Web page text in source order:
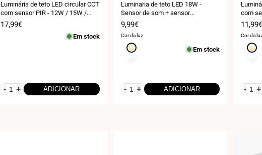
Luminária de teto LED circular CCT
com sensor PIR - 12W / 15W /
18W - Diâmetro ajustável -
Superfície / embutido - IP54
Preço
17,99€
Em stock
- + ADICIONAR
Luminaria de teto LED 18W -
Sensor de som + sensor
crepuscular - IP44 - Ø26 cm
Preço
de
venda
9,99€
Cor da luz
Branco
Em stock
- + ADICIONAR
com
- IP54
Preço
de
venda
11,99€
Cor da
- +